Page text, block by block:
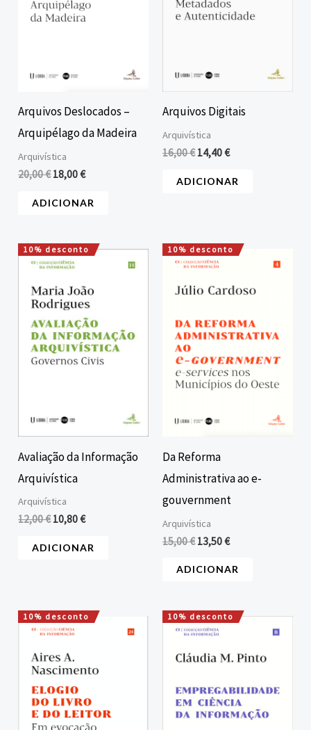
Arquivos Deslocados –
Arquipélago da Madeira
Arquivística
20,00€ 18,00€
ADICIONAR
Arquivos Digitais
Arquivística
16,00€ 14,40€
ADICIONAR
10% desconto
Avaliação da Informação
Arquivística
Arquivística
12,00€
O
preço
era:
12,00 €.
10,80€
O
é:
10,80 €.
ADICIONAR
10% desconto
Da Reforma
Administrativa ao e-
gouvernment
Arquivística
15,00€
O
preço
era:
13,50€
O
é:
ADICIONAR
10% desconto
O
preço
era:
16,00 €.
O
14,40 €.
10% desconto
O
preço
era:
O
é: